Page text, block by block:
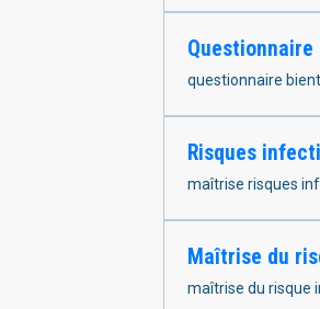
questionnaire
Risques
maîtrise risques
Maîtrise du
maîtrise du risque